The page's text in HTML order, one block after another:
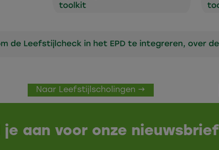
Naar Leefstijlscholingen →
je aan voor onze nieuwsbrief